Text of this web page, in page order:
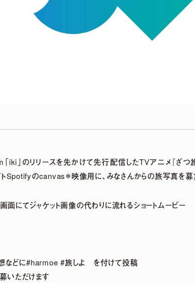
（Tomggg Remix）
Remix）
「harmoe Ranking!!」＆ canvas
販 決定！
」のリリースを先かけて先行配信したTVアニメ『ざ
トSpotifyのcanvas＊映像用に、みなさんからの旅写真を募
面にてジャケット画像の代わりに流れるショートムービー
想などに#harmoe #旅しよ を付けて投稿
いただけます